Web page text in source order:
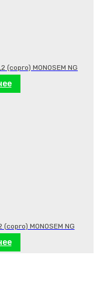
MONOSEM NG
MONOSEM NG